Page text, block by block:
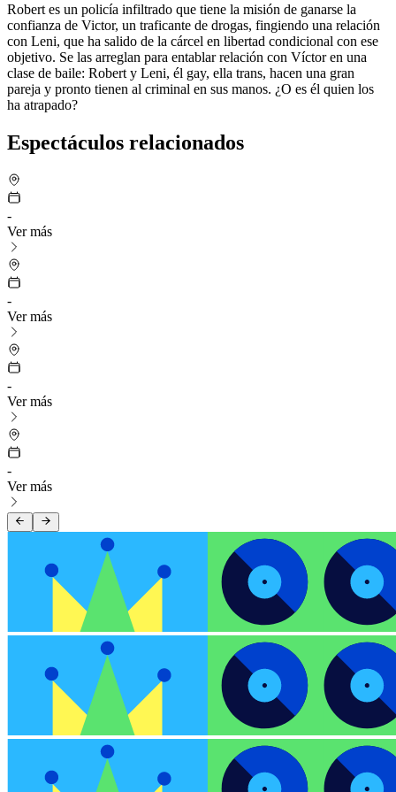
Robert es un policía infiltrado que tiene la misión de ganarse la
confianza de Victor, un traficante de drogas, fingiendo una relación
con Leni, que ha salido de la cárcel en libertad condicional con ese
objetivo. Se las arreglan para entablar relación con Víctor en una
clase de baile: Robert y Leni, él gay, ella trans, hacen una gran
pareja y pronto tienen al criminal en sus manos. ¿O es él quien los
ha atrapado?
Espectáculos relacionados
-
Ver más
-
Ver más
-
Ver más
-
Ver más